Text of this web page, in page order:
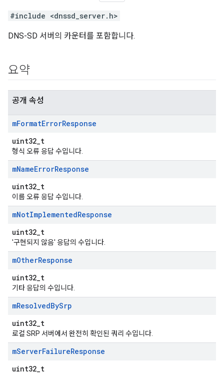
#include <dnssd_server.h>
DNS-SD 서버의 카운터를 포함합니다.
요약
공개 속성
mFormatErrorResponse
uint32_t
형식 오류 응답 수입니다.
mNameErrorResponse
uint32_t
이름 오류 응답 수입니다.
mNotImplementedResponse
uint32_t
'구현되지 않음' 응답의 수입니다.
mOtherResponse
uint32_t
기타 응답의 수입니다.
mResolvedBySrp
uint32_t
로컬 SRP 서버에서 완전히 확인된 쿼리 수입니다.
mServerFailureResponse
uint32_t